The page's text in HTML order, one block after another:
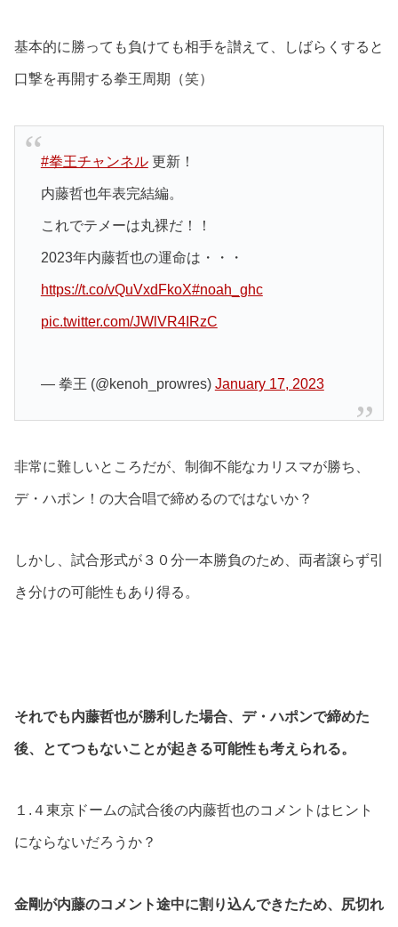
基本的に勝っても負けても相手を讃えて、しばらくすると
口撃を再開する拳王周期（笑）
#拳王チャンネル更新！
内藤哲也年表完結編。
これでテメーは丸裸だ！！
2023年内藤哲也の運命は・・・
https://t.co/vQuVxdFkoX#noah_ghc
pic.twitter.com/JWlVR4IRzC
— 拳王 (@kenoh_prowres) January 17, 2023
非常に難しいところだが、制御不能なカリスマが勝ち、
デ・ハポン！の大合唱で締めるのではないか？
しかし、試合形式が３０分一本勝負のため、両者譲らず引
き分けの可能性もあり得る。
それでも内藤哲也が勝利した場合、デ・ハポンで締めた
後、とてつもないことが起きる可能性も考えられる。
１.４東京ドームの試合後の内藤哲也のコメントはヒント
にならないだろうか？
金剛が内藤のコメント途中に割り込んできたため、尻切れ